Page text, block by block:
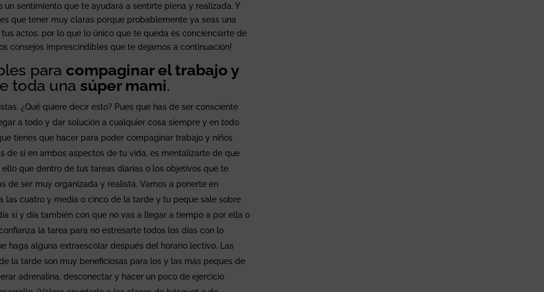
un sentimiento que te ayudará a sentirte plena y realizada. Y
que tener muy claras porque probablemente ya seas una
actos, por lo que lo único que te queda es concienciarte de
consejos imprescindibles que te dejamos a continuación!
para compaginar el trabajo y
toda una súper mami.
¿Qué quiere decir esto? Pues que has de ser consciente
a todo y dar solución a cualquier cosa siempre y en todo
tienes que hacer para poder compaginar trabajo y niños
de sí en ambos aspectos de tu vida, es mentalizarte de que
que dentro de tus tareas diarias o los objetivos que te
de ser muy organizada y realista. Vamos a ponerte en
las cuatro y media o cinco de la tarde y tu peque sale sobre
sí y día también con que no vas a llegar a tiempo a por ella o
la tarea para no estresarte todos los días con lo
haga alguna extraescolar después del horario lectivo. Las
la tarde son muy beneficiosas para los y las más peques de
adrenalina, desconectar y hacer un poco de ejercicio